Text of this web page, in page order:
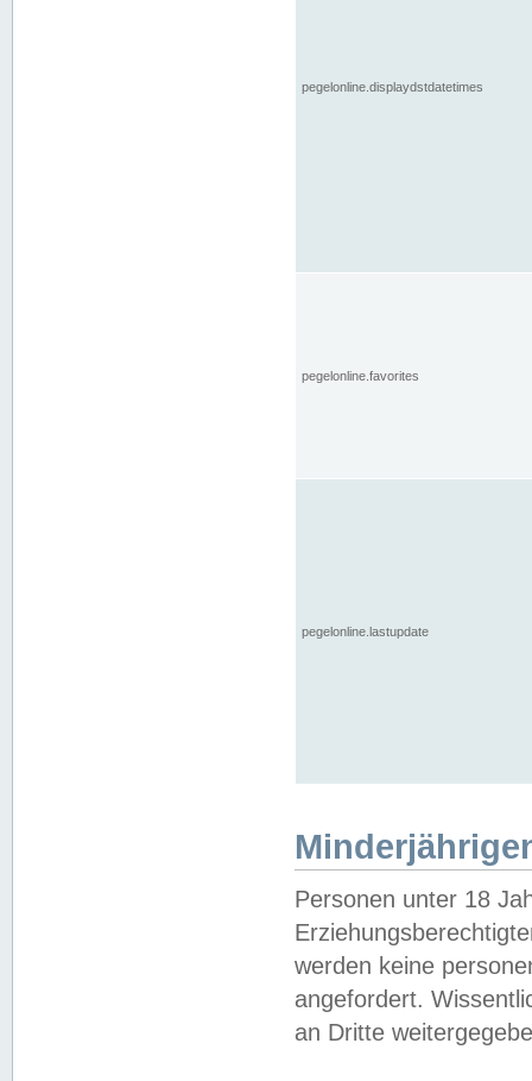
pegelonline.displaydstdatetimes
pegelonline.favorites
pegelonline.lastupdate
Personen unter 18
werden keine
angefordert.
an Dritte